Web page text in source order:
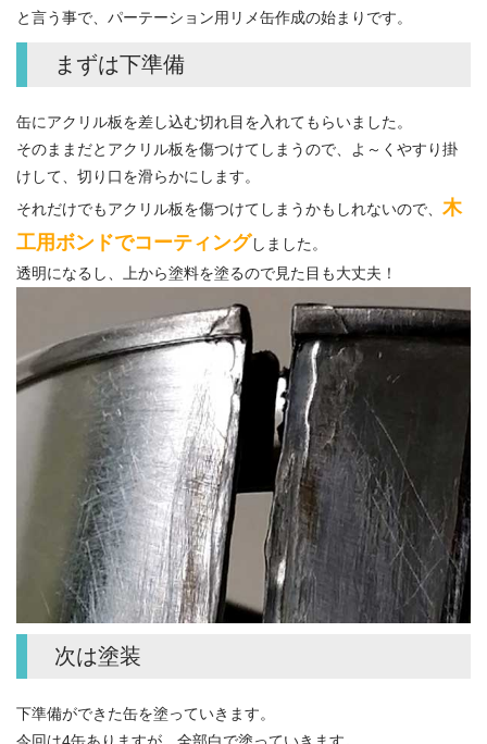
と言う事で、パーテーション用リメ缶作成の始まりです。
まずは下準備
缶にアクリル板を差し込む切れ目を入れてもらいました。
そのままだとアクリル板を傷つけてしまうので、よ～くやすり掛
けして、切り口を滑らかにします。
それだけでもアクリル板を傷つけてしまうかもしれないので、 木
工用ボンドでコーティングしました。
透明になるし、上から塗料を塗るので見た目も大丈夫！
次は塗装
下準備ができた缶を塗っていきます。